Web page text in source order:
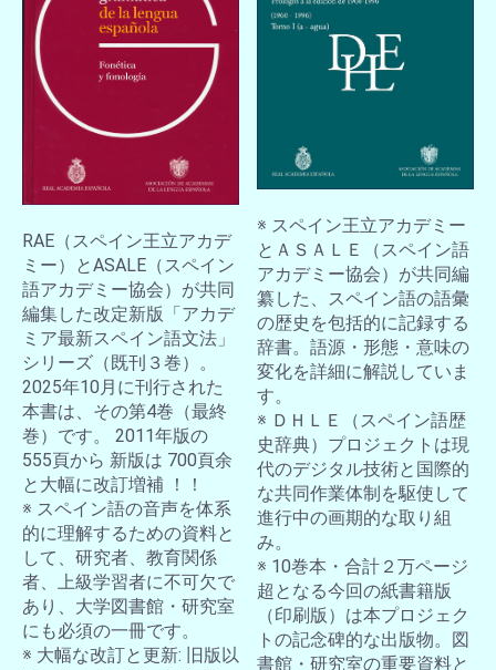
RAE（スペイン王立アカデ
ミー）とASALE（スペイン
語アカデミー協会）が共同
編集した改定新版「アカデ
ミア最新スペイン語文法」
シリーズ（既刊３巻）。
2025年10月に刊行された
本書は、その第4巻（最終
巻）です。 2011年版の
555頁から 新版は 700頁余
と大幅に改訂増補 ！！
※ スペイン語の音声を体系
的に理解するための資料と
して、研究者、教育関係
者、上級学習者に不可欠で
あり、大学図書館・研究室
にも必須の一冊です。
※ 大幅な改訂と更新: 旧版以
※ スペイン王立アカデミー
とＡＳＡＬＥ（スペイン語
アカデミー協会）が共同編
纂した、スペイン語の語彙
の歴史を包括的に記録する
辞書。語源・形態・意味の
変化を詳細に解説していま
す。
※ ＤＨＬＥ（スペイン語歴
史辞典）プロジェクトは現
代のデジタル技術と国際的
な共同作業体制を駆使して
進行中の画期的な取り組
み。
※ 10巻本・合計２万ページ
超となる今回の紙書籍版
（印刷版）は本プロジェク
トの記念碑的な出版物。図
書館・研究室の重要資料と